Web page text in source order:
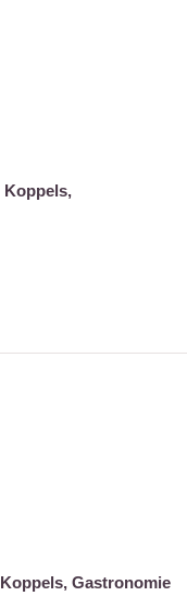
Koppels,
Koppels, Gastronomie